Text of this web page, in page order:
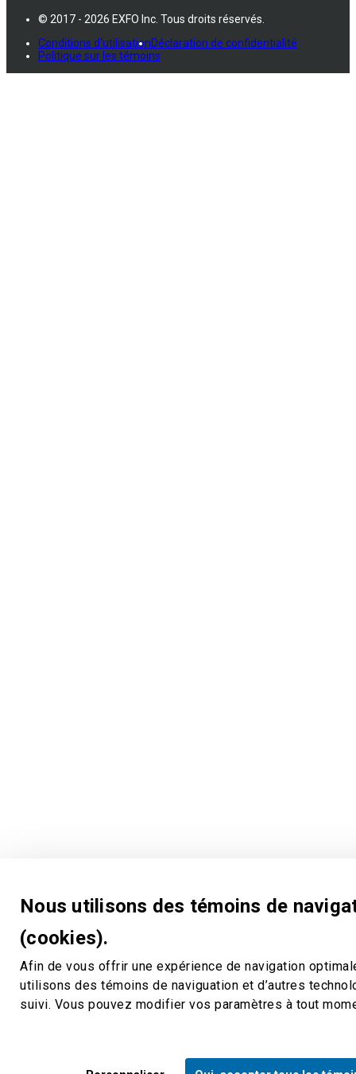
Nous utilisons des témoins de
(cookies).
Afin de vous offrir une expérience de navigation
utilisons des témoins de naviguation et d’autres
suivi. Vous pouvez modifier vos paramètres à tout
© 2017 - 2026 EXFO Inc. Tous droits réservés.
Conditions d'utilisationDéclaration de confidentialité
Politique sur les témoins